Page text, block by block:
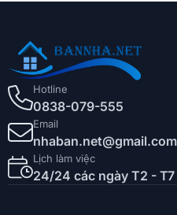
Hotline
0838-079-555
Email
nhaban.net@gmail.com
Lịch làm việc
24/24 các ngày T2 - T7